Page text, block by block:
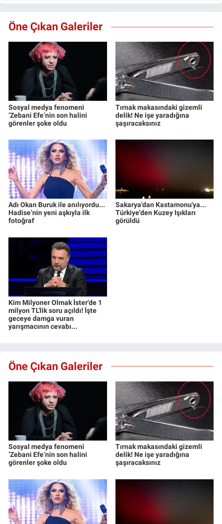
Öne Çıkan Galeriler
Sosyal medya fenomeni
‘Zebani Efe’nin son halini
görenler şoke oldu
Tırnak makasındaki gizemli
delik! Ne işe yaradığına
şaşıracaksınız
Adı Okan Buruk ile anılıyordu...
Hadise’nin yeni aşkıyla ilk
fotoğraf
Sakarya'dan Kastamonu'ya...
Türkiye'den Kuzey Işıkları
görüldü
Kim Milyoner Olmak İster'de 1
milyon TL'lik soru açıldı! İşte
geceye damga vuran
yarışmacının cevabı...
Öne Çıkan Galeriler
Sosyal medya fenomeni
‘Zebani Efe’nin son halini
görenler şoke oldu
Tırnak makasındaki gizemli
delik! Ne işe yaradığına
şaşıracaksınız